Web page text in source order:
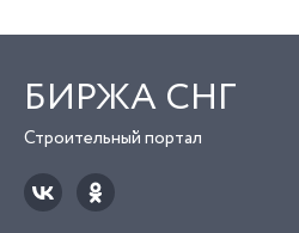
БИРЖА СНГ
Строительный портал